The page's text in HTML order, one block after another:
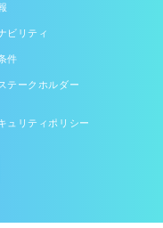
ビリティ
件
テークホルダー
ュリティポリシー